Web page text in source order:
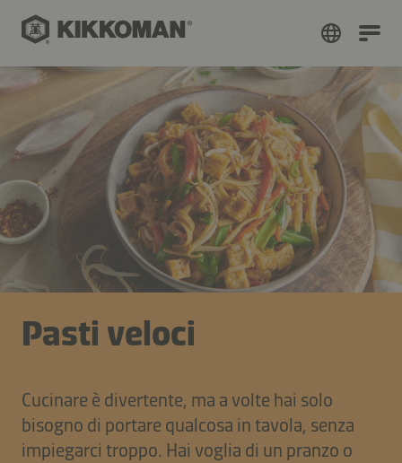
Pasti veloci
Cucinare è divertente, ma a volte hai solo
bisogno di portare qualcosa in tavola, senza
impiegarci troppo. Hai voglia di un pranzo o